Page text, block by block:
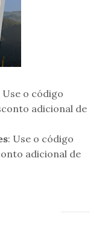
Use o código
adicional de
: Use o código
adicional de